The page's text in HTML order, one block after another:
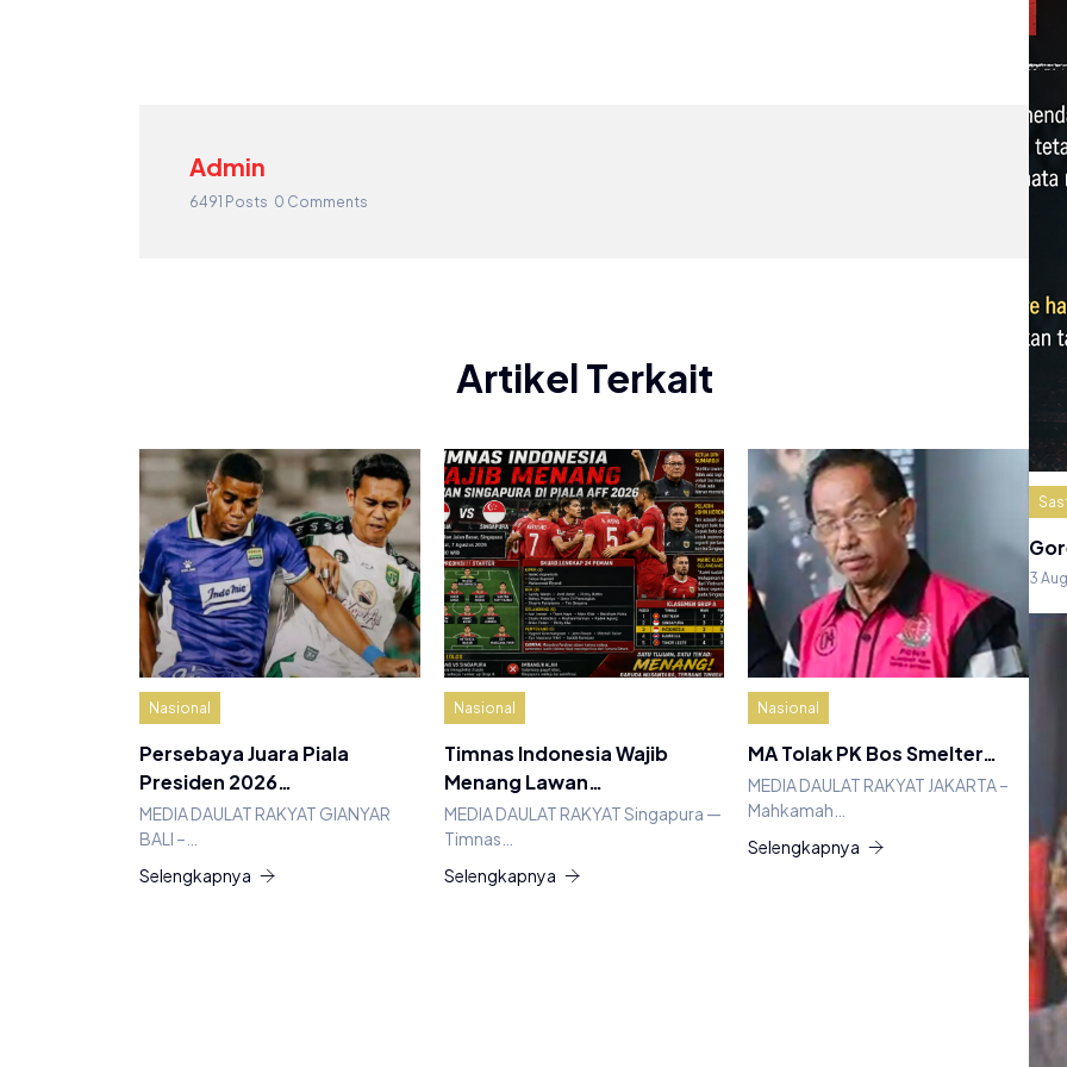
Admin
6491 Posts 0 Comments
Artikel Terkait
Nasional
Persebaya Juara Piala
Presiden 2026…
MEDIA DAULAT RAKYAT GIANYAR
BALI –…
Selengkapnya
Nasional
Timnas Indonesia Wajib
Menang Lawan…
MEDIA DAULAT RAKYAT Singapura —
Timnas…
Selengkapnya
Nasional
MA Tolak PK Bos Smelter…
MEDIA DAULAT RAKYAT JAKARTA –
Mahkamah…
Selengkapnya
3